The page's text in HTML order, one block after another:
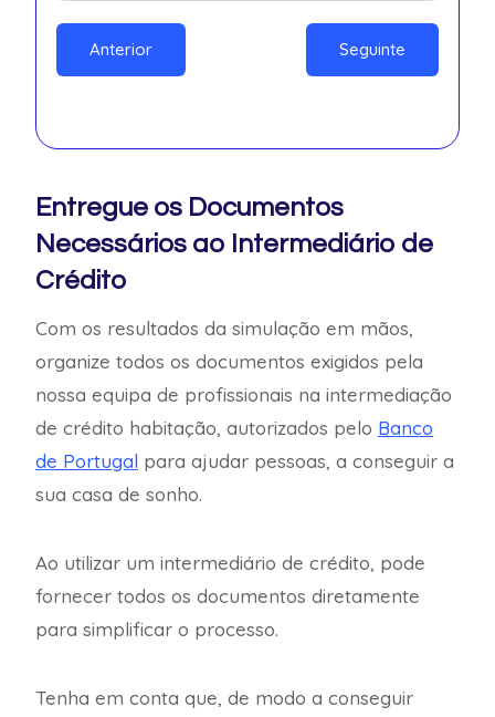
Anterior Seguinte
Entregue os Documentos
Necessários ao Intermediário de
Crédito
Com os resultados da simulação em mãos,
organize todos os documentos exigidos pela
nossa equipa de profissionais na intermediação
de crédito habitação, autorizados pelo Banco
de Portugal para ajudar pessoas, a conseguir a
sua casa de sonho.
Ao utilizar um intermediário de crédito, pode
fornecer todos os documentos diretamente
para simplificar o processo.
Tenha em conta que, de modo a conseguir